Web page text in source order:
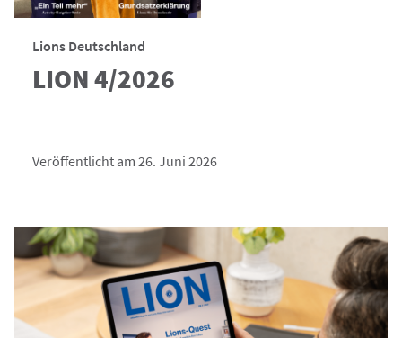
Lions Deutschland
LION 4/2026
Veröffentlicht am 26. Juni 2026